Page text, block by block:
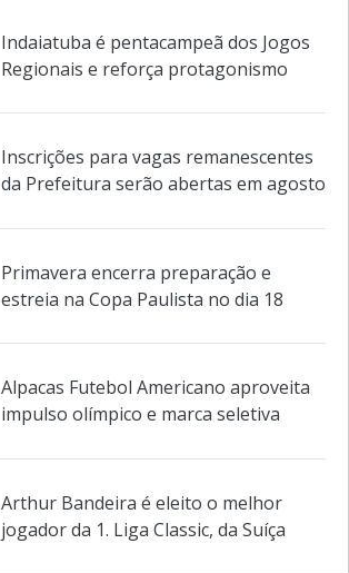
Indaiatuba é pentacampeã dos Jogos
Regionais e reforça protagonismo
Inscrições para vagas remanescentes
da Prefeitura serão abertas em agosto
Primavera encerra preparação e
estreia na Copa Paulista no dia 18
Alpacas Futebol Americano aproveita
impulso olímpico e marca seletiva
Arthur Bandeira é eleito o melhor
jogador da 1. Liga Classic, da Suíça